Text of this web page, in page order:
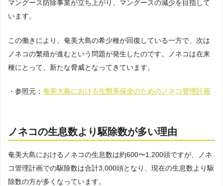
マングース防除事業が立ち上がり、マングースの減少を目指して
います。
この働きにより、奄美大島の希少種が回復している一方で、次は
ノネコの繁殖が進むという問題が発生したのです。ノネコは在来
種にとって、新たな脅威となってきています。
・参照元： 奄美大島における生態系保全のためのノネコ管理計画
ノネコの生息数より駆除数が多い理由
奄美大島におけるノネコの生息数は約600〜1,200頭ですが、ノネ
コ管理計画での駆除数は合計3,000頭となり、現在の生息数より駆
除数の方が多くなっています。